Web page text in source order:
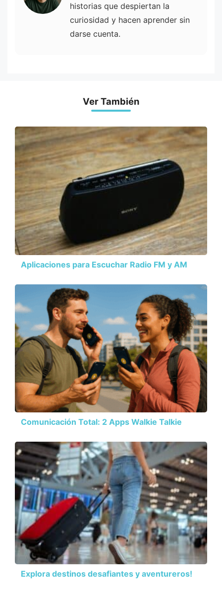
historias que despiertan la
curiosidad y hacen aprender sin
darse cuenta.
Ver También
Aplicaciones para Escuchar Radio FM y AM
Comunicación Total: 2 Apps Walkie Talkie
Explora destinos desafiantes y aventureros!